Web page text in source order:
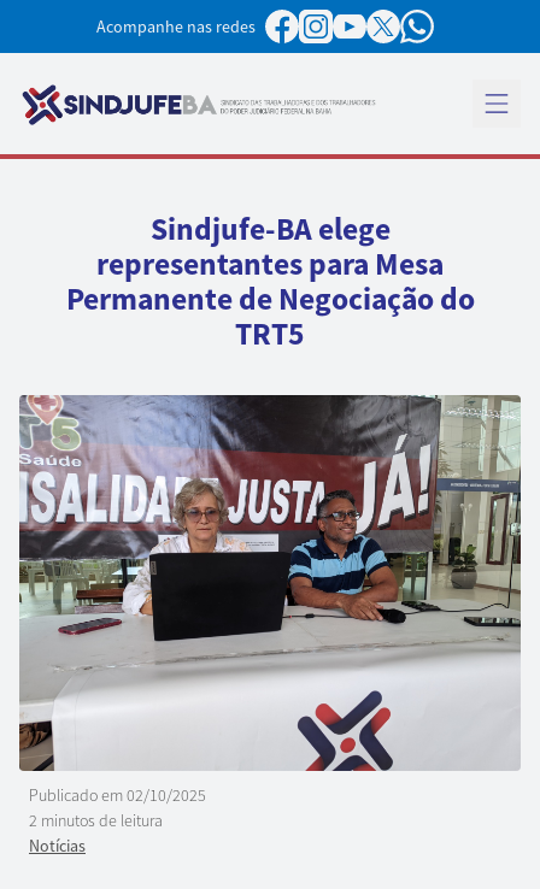
Acompanhe nas redes
Abrir
Sindjufe-BA elege
representantes para Mesa
Permanente de Negociação do
TRT5
Publicado em02/10/2025
2 minutos de leitura
Notícias